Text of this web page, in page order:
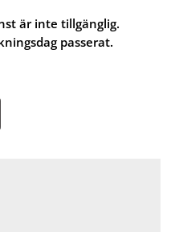
är inte tillgänglig.
passerat.